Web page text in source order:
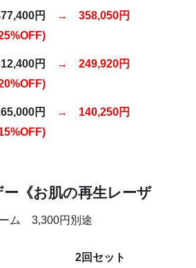
円 → 358,050円
円 → 249,920円
円 → 140,250円
《お肌の再生レーザ
ム 3,300円別途
2回セット